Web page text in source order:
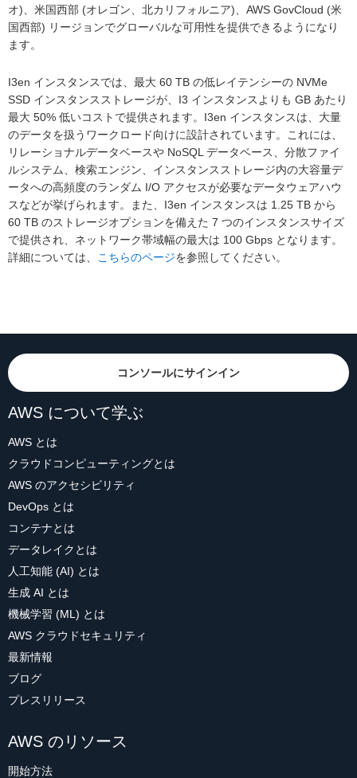
オ)、米国西部 (オレゴン、北カリフォルニア)、AWS GovCloud (米
国西部) リージョンでグローバルな可用性を提供できるようになり
ます。
I3en インスタンスでは、最大 60 TB の低レイテンシーの NVMe
SSD インスタンスストレージが、I3 インスタンスよりも GB あたり
最大 50% 低いコストで提供されます。I3en インスタンスは、大量
のデータを扱うワークロード向けに設計されています。これには、
リレーショナルデータベースや NoSQL データベース、分散ファイ
ルシステム、検索エンジン、インスタンスストレージ内の大容量デ
ータへの高頻度のランダム I/O アクセスが必要なデータウェアハウ
スなどが挙げられます。また、I3en インスタンスは 1.25 TB から
60 TB のストレージオプションを備えた 7 つのインスタンスサイズ
で提供され、ネットワーク帯域幅の最大は 100 Gbps となります。
詳細については、
こちらのページを参照してください。
コンソールにサインイン
AWS について学ぶ
AWS とは
クラウドコンピューティングとは
AWS のアクセシビリティ
DevOps とは
コンテナとは
データレイクとは
人工知能 (AI) とは
生成 AI とは
機械学習 (ML) とは
AWS クラウドセキュリティ
最新情報
ブログ
プレスリリース
AWS のリソース
開始方法